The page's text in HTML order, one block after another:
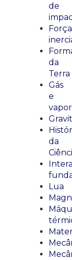
de
da
Terra
Gás
e
vapor
da
Lua